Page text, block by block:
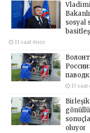
sosyal
11 saat önce
17 saat
Birleşik
oluyor